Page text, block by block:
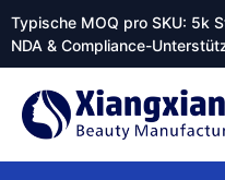
Typische MOQ pro SKU: 5k
NDA & Compliance-